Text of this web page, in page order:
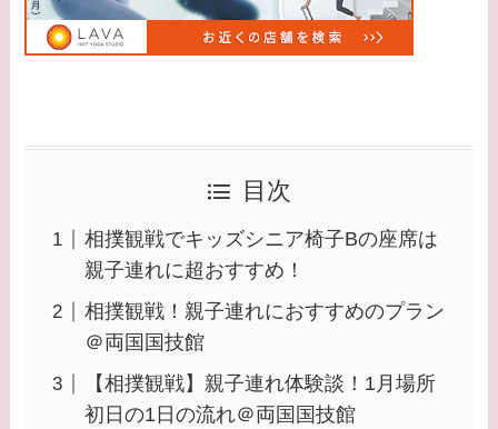
目次
相撲観戦でキッズシニア椅子Bの座席は
親子連れに超おすすめ！
相撲観戦！親子連れにおすすめのプラン
＠両国国技館
【相撲観戦】親子連れ体験談！1月場所
初日の1日の流れ＠両国国技館